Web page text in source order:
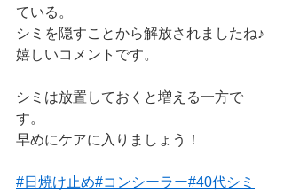
ている。
シミを隠すことから解放されましたね♪
嬉しいコメントです。
シミは放置しておくと増える一方で
す。
早めにケアに入りましょう！
#日焼け止め#コンシーラー#40代シミ